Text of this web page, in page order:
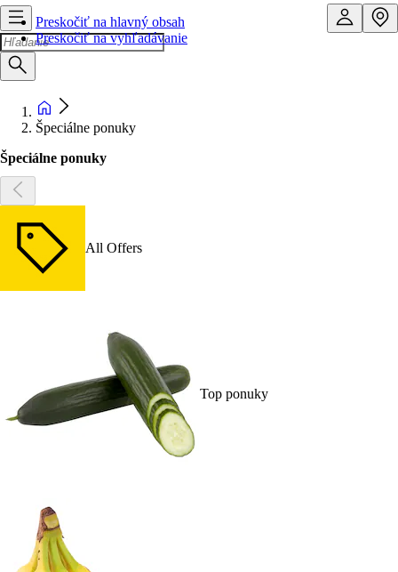
Preskočiť na hlavný obsah
Preskočiť na vyhľadávanie
Špeciálne ponuky
Špeciálne ponuky
All Offers
Top ponuky